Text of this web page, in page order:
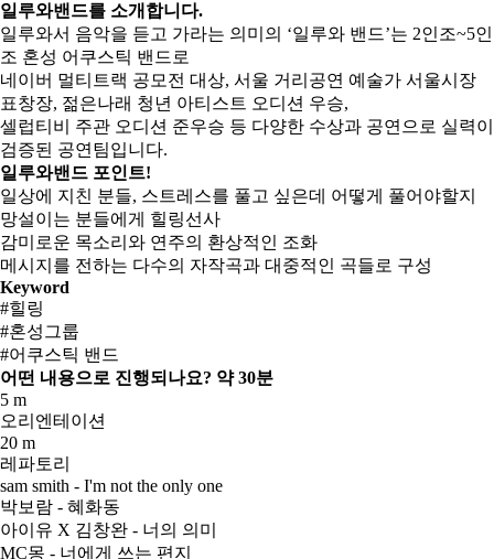
일루와밴드를 소개합니다.
일루와서 음악을 듣고 가라는 의미의 ‘일루와 밴드’는 2인조~5인
조 혼성 어쿠스틱 밴드로
네이버 멀티트랙 공모전 대상, 서울 거리공연 예술가 서울시장
표창장, 젊은나래 청년 아티스트 오디션 우승,
셀럽티비 주관 오디션 준우승 등 다양한 수상과 공연으로 실력이
검증된 공연팀입니다.
일루와밴드 포인트!
일상에 지친 분들, 스트레스를 풀고 싶은데 어떻게 풀어야할지
망설이는 분들에게 힐링선사
감미로운 목소리와 연주의 환상적인 조화
메시지를 전하는 다수의 자작곡과 대중적인 곡들로 구성
Keyword
#힐링
#혼성그룹
#어쿠스틱 밴드
어떤 내용으로 진행되나요? 약 30분
5 m
오리엔테이션
20 m
레파토리
sam smith - I'm not the only one
박보람 - 혜화동
아이유 X 김창완 - 너의 의미
MC몽 - 너에게 쓰는 편지